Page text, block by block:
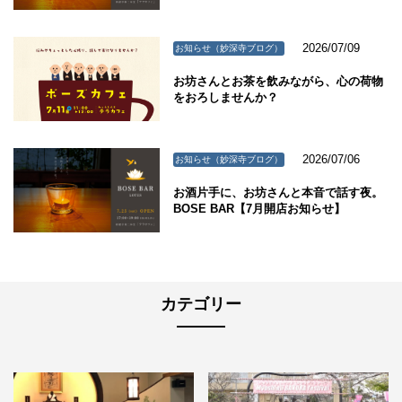
お知らせ（妙深寺ブログ） 2026/07/09
お坊さんとお茶を飲みながら、心の荷物
をおろしませんか？
お知らせ（妙深寺ブログ） 2026/07/06
お酒片手に、お坊さんと本音で話す夜。
BOSE BAR【7月開店お知らせ】
カテゴリー